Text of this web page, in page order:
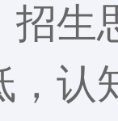
生
认